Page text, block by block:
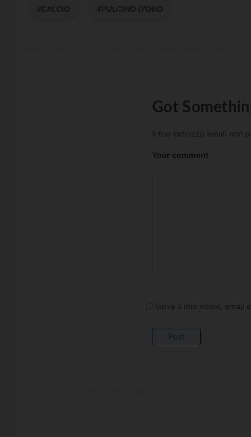
#CALCIO #PULCINO D'ORO
Got
Il tuo indirizzo email non
Your comment
Salva il mio nome, email